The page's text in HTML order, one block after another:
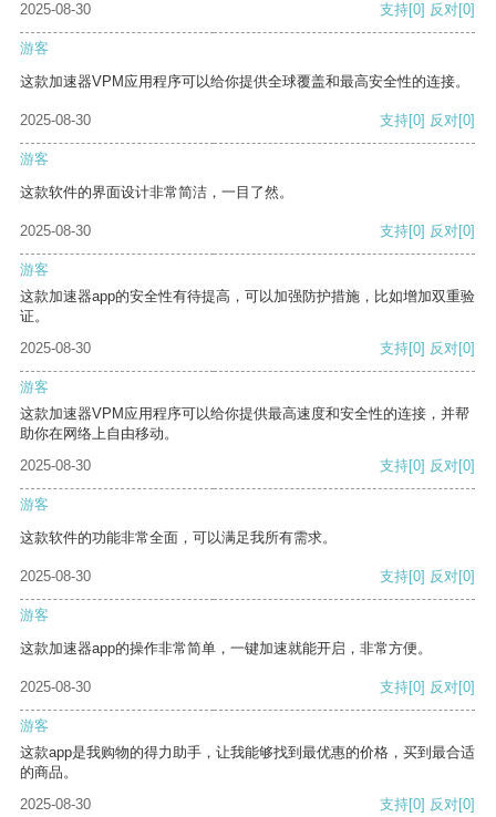
2025-08-30
支持[0] 反对[0]
游客
这款加速器VPM应用程序可以给你提供全球覆盖和最高安全性的连接。
2025-08-30 支持[0] 反对[0]
游客
这款软件的界面设计非常简洁，一目了然。
2025-08-30 支持[0] 反对[0]
游客
这款加速器app的安全性有待提高，可以加强防护措施，比如增加双重验
证。
2025-08-30
支持[0] 反对[0]
游客
这款加速器VPM应用程序可以给你提供最高速度和安全性的连接，并帮
助你在网络上自由移动。
2025-08-30
支持[0] 反对[0]
游客
这款软件的功能非常全面，可以满足我所有需求。
2025-08-30 支持[0] 反对[0]
游客
这款加速器app的操作非常简单，一键加速就能开启，非常方便。
2025-08-30 支持[0] 反对[0]
游客
这款app是我购物的得力助手，让我能够找到最优惠的价格，买到最合适
的商品。
2025-08-30
支持[0] 反对[0]